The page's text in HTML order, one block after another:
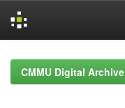
navigationCMMU Digital Archive